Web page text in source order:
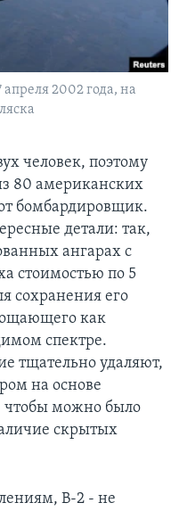
2002 года, на
человек, поэтому
80 американских
бомбардировщик.
детали: так,
ангарах с
стоимостью по 5
сохранения его
как
спектре.
тщательно удаляют,
на основе
чтобы можно было
скрытых
B-2 - не